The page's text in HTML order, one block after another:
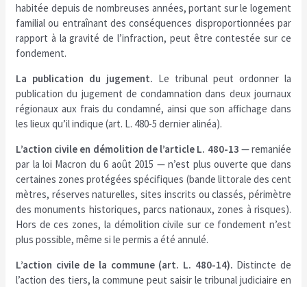
habitée depuis de nombreuses années, portant sur le logement
familial ou entraînant des conséquences disproportionnées par
rapport à la gravité de l’infraction, peut être contestée sur ce
fondement.
La publication du jugement. Le tribunal peut ordonner la
publication du jugement de condamnation dans deux journaux
régionaux aux frais du condamné, ainsi que son affichage dans
les lieux qu’il indique (art. L. 480-5 dernier alinéa).
L’action civile en démolition de l’article L. 480-13 — remaniée
par la loi Macron du 6 août 2015 — n’est plus ouverte que dans
certaines zones protégées spécifiques (bande littorale des cent
mètres, réserves naturelles, sites inscrits ou classés, périmètre
des monuments historiques, parcs nationaux, zones à risques).
Hors de ces zones, la démolition civile sur ce fondement n’est
plus possible, même si le permis a été annulé.
L’action civile de la commune (art. L. 480-14). Distincte de
l’action des tiers, la commune peut saisir le tribunal judiciaire en